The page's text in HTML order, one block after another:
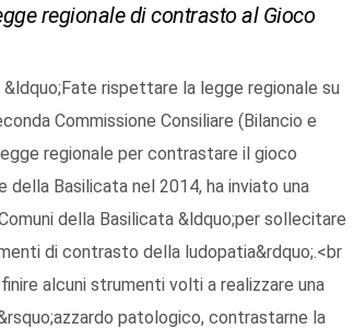
regionale di contrasto al Gioco
&ldquo;Fate rispettare la legge regionale su
Commissione Consiliare (Bilancio e
regionale per contrastare il gioco
Basilicata nel 2014, ha inviato una
della Basilicata &ldquo;per sollecitare
di contrasto della ludopatia&rdquo;.<br
alcuni strumenti volti a realizzare una
patologico, contrastarne la